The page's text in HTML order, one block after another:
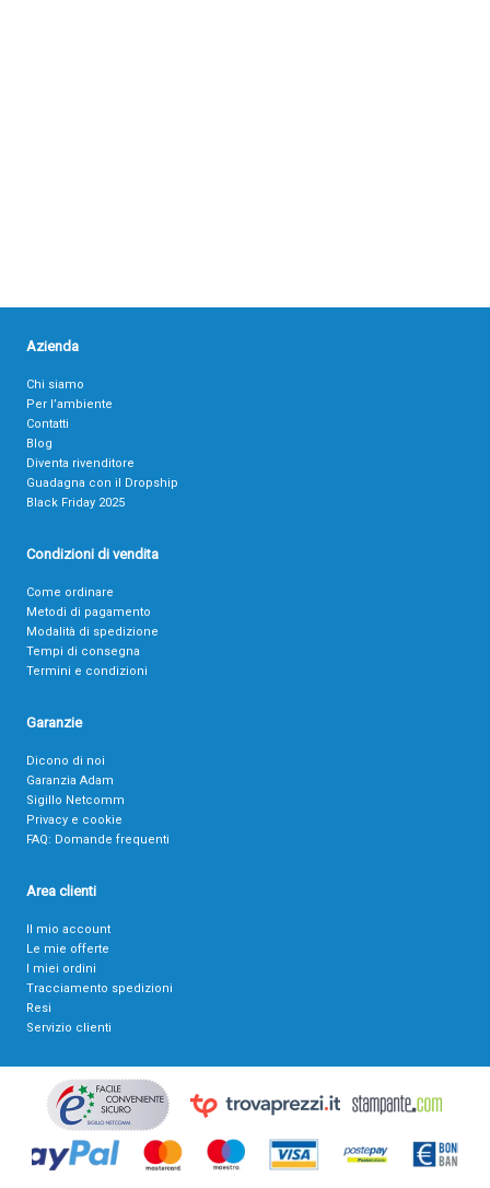
Azienda
Chi siamo
Per l’ambiente
Contatti
Blog
Diventa rivenditore
Guadagna con il Dropship
Black Friday 2025
Condizioni di vendita
Come ordinare
Metodi di pagamento
Modalità di spedizione
Tempi di consegna
Termini e condizioni
Garanzie
Dicono di noi
Garanzia Adam
Sigillo Netcomm
Privacy e cookie
FAQ: Domande frequenti
Area clienti
Il mio account
Le mie offerte
I miei ordini
Tracciamento spedizioni
Resi
Servizio clienti